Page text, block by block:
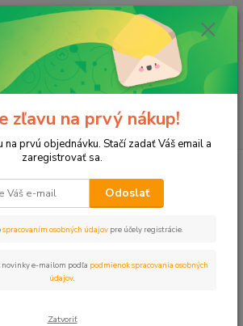
Menu
ks
za0 €
Elektroventily 24V
1" HUNTER
100
zľavu na prvý nákup!
prvú objednávku. Stačí zadať Váš email a
zaregistrovať sa.
Odoslať
spracovaním osobných údajov pre účely registrácie.
novinky e-mailom podľa podmienok spracovania osobných
údajov
Zatvoriť